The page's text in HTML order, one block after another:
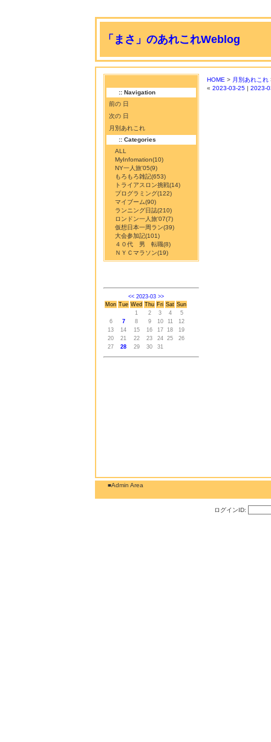
「まさ」のあれこれWeblog
:: Navigation
前の 日
次の 日
月別あれこれ
:: Categories
ALL
MyInfomation(10)
NY一人旅'05(9)
もろもろ雑記(653)
トライアスロン挑戦(14)
プログラミング(122)
マイブーム(90)
ランニング日誌(210)
ロンドン一人旅'07(7)
仮想日本一周ラン(39)
大会参加記(101)
４０代 男 転職(8)
ＮＹＣマラソン(19)
<< 2023-03 >>
Mon Tue Wed Thu Fri Sat Sun
1
2 3 4
5
6
7 8 9 10 11
12
13
14 15 16 17 18
19
20
21 22 23 24 25
26
27
28 29 30 31
HOME > 月別あれこれ
« 2023-03-25 | 2023-
■Admin Area
ログインID: